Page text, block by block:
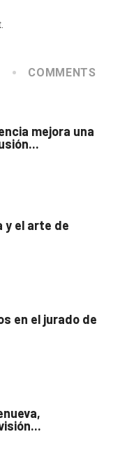
COMMENTS
mejora una
y el arte de
en el jurado de